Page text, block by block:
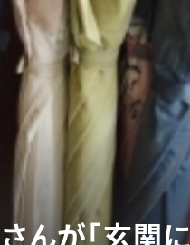
んが「玄関